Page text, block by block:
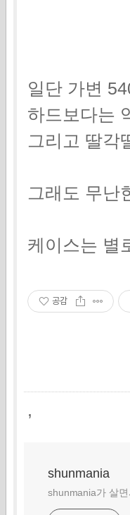
일단 가변
하드보다는
그리고 딸각
그래도 무난
케이스는 별
공감
,
shunmania
shunmania가 살